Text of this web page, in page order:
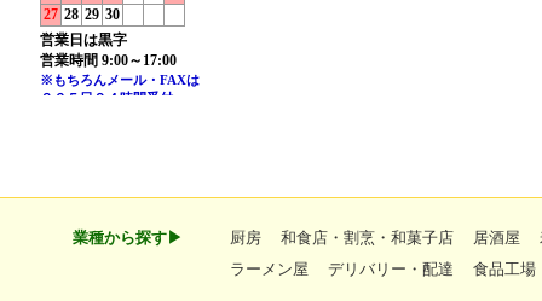
業種から探す▶ 厨房 和食店・割烹・和菓子店 居酒屋
ラーメン屋
デリバリー・配達 食品工場